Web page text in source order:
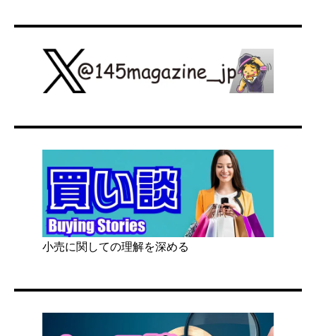
小売に関しての理解を深める